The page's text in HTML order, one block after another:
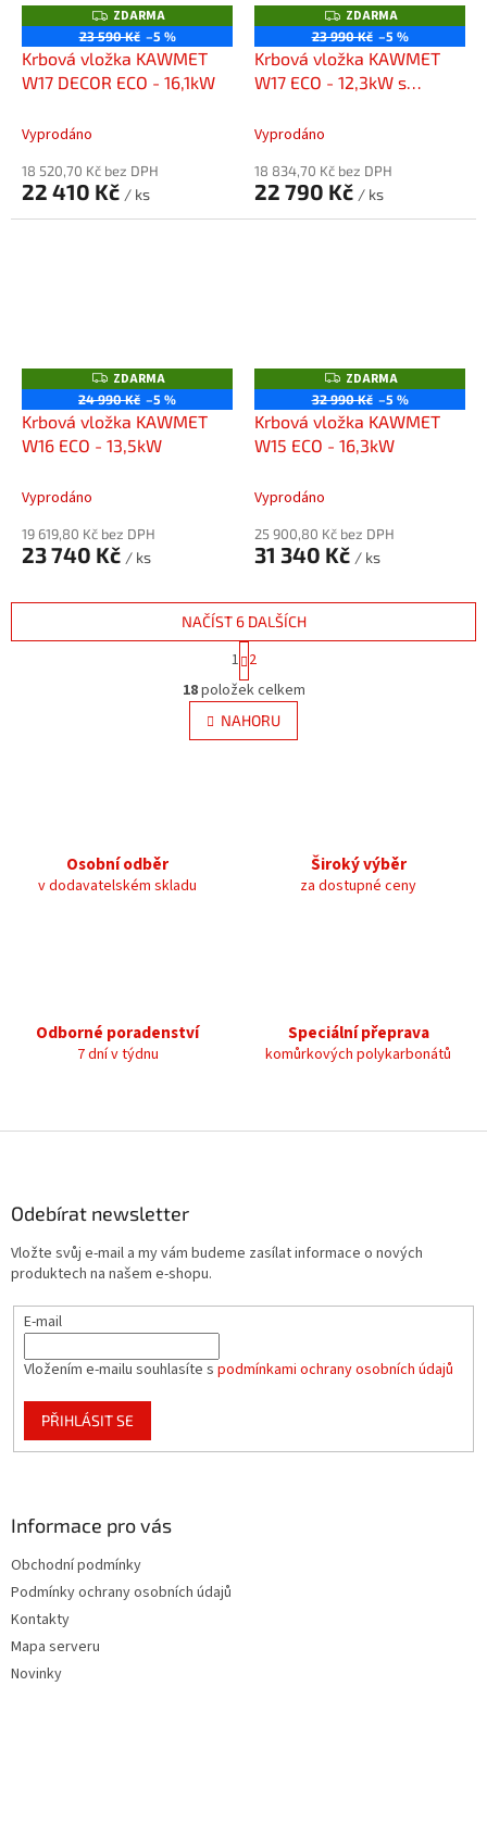
Z
D
A
R
M
A
ZDARMA
23 590 Kč –5 %
Krbová vložka KAWMET
W17 DECOR ECO - 16,1kW
Vyprodáno
18 520,70 Kč bez DPH
22 410 Kč / ks
Z
D
A
R
M
A
ZDARMA
23 990 Kč –5 %
Krbová vložka KAWMET
W17 ECO - 12,3kW s
vzduchu
Vyprodáno
18 834,70 Kč bez DPH
22 790 Kč / ks
Z
D
A
R
M
A
ZDARMA
24 990 Kč –5 %
Krbová vložka KAWMET
W16 ECO - 13,5kW
Vyprodáno
19 619,80 Kč bez DPH
23 740 Kč / ks
Z
D
A
R
M
A
ZDARMA
32 990 Kč –5 %
Krbová vložka KAWMET
W15 ECO - 16,3kW
Vyprodáno
25 900,80 Kč bez DPH
31 340 Kč / ks
O
v
l
á
NAČÍST 6 DALŠÍCH
S
t
r
á
n
k
1 2
18položek celkem
NAHORU
Osobní odběr
v dodavatelském skladu
Široký výběr
za dostupné ceny
Odborné poradenství
7 dní v týdnu
Speciální přeprava
komůrkových polykarbonátů
Odebírat newsletter
Vložte svůj e-mail a my vám budeme zasílat informace o nových
produktech na našem e-shopu.
E-mail
Vložením e-mailu souhlasíte s podmínkami ochrany osobních údajů
PŘIHLÁSIT SE
Informace pro vás
Obchodní podmínky
Podmínky ochrany osobních údajů
Kontakty
Mapa serveru
Novinky